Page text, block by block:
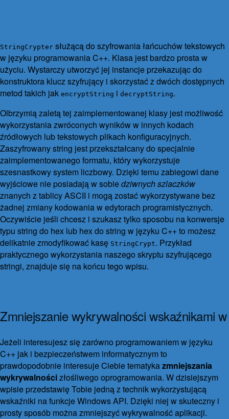
StringCrypter służącą do szyfrowania łańcuchów tekstowych
w języku programowania C++. Klasa jest bardzo prosta w
użyciu. Wystarczy utworzyć jej instancje przekazując do
konstruktora klucz szyfrujący i skorzystać z dwóch dostępnych
metod takich jak encryptString i decryptString.
Olbrzymią zaletą tej zaimplementowanej klasy jest możliwość
wykorzystania zwróconych wyników w innych kodach
źródłowych lub tekstowych plikach konfiguracyjnych.
Zaszyfrowany string jest przekształcany do specjalnie
zaimplementowanego formatu, który wykorzystuje
szesnastkowy system liczbowy. Dzięki temu zabiegowi dane
wyjściowe nie posiadają w sobiedziwnych szlaczków
znanych z tablicy ASCII i mogą zostać wykorzystywane bez
żadnej zmiany kodowania w edytorach programistycznych.
Oczywiście jeśli chcesz i szukasz tylko sposobu na konwersje
typu string do hex lub hex do string w języku C++ to możesz
delikatnie zmodyfikować kasę StringCrypt. Przykład
praktycznego wykorzystania naszego skryptu szyfrującego
stringi, znajduje się na końcu tego wpisu.
Zmniejszanie wykrywalności wskaźnikami w
8 grudnia 20171 października 2021 2 komentarze
Jeżeli interesujesz się zarówno programowaniem w języku
C++ jak i bezpieczeństwem informatycznym to
prawdopodobnie interesuje Ciebie tematykazmniejszania
wykrywalnościzłośliwego oprogramowania. W dzisiejszym
wpisie przedstawię Tobie jedną z technik wykorzystującą
wskaźniki na funkcje Windows API. Dzięki niej w skuteczny i
prosty sposób można zmniejszyć wykrywalność aplikacji.